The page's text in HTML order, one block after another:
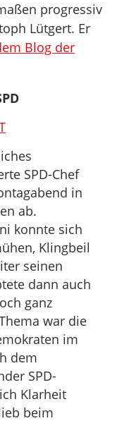
progressiv
Lütgert. Er
Blog der
SPD-Chef
in
ab.
konnte sich
Klingbeil
seinen
dann auch
ganz
war die
im
dem
SPD-
Klarheit
beim